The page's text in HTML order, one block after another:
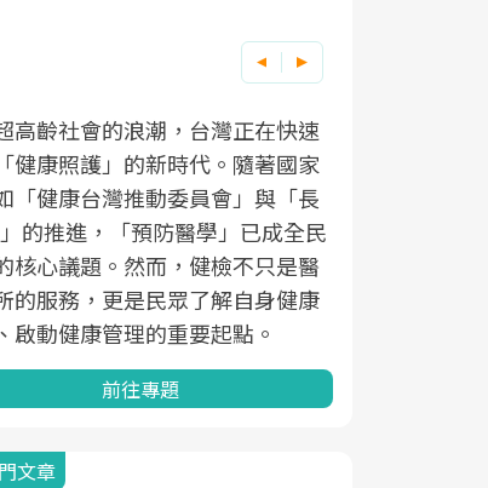
高齡社會的浪潮，台灣正在快速
健康照護」的新時代。隨著國家
「健康台灣推動委員會」與「長
的推進，「預防醫學」已成全民
核心議題。然而，健檢不只是醫
的服務，更是民眾了解自身健康
啟動健康管理的重要起點。
前往專題
文章